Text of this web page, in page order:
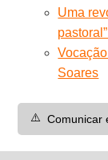
Uma
Soares
⚠️ Comunicar